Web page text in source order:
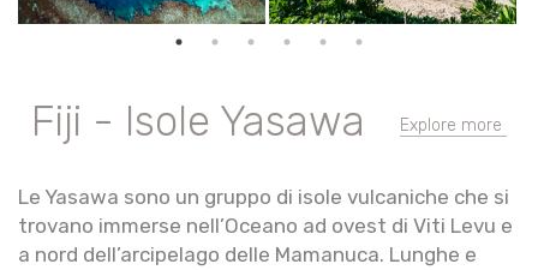
Fiji - Isole Yasawa Explore more
Le Yasawa sono un gruppo di isole vulcaniche che si
trovano immerse nell’Oceano ad ovest di Viti Levu e
a nord dell’arcipelago delle Mamanuca. Lunghe e